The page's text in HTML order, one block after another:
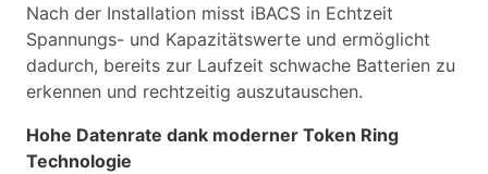
Nach der Installation misst iBACS in Echtzeit
Spannungs- und Kapazitätswerte und ermöglicht
dadurch, bereits zur Laufzeit schwache Batterien zu
erkennen und rechtzeitig auszutauschen.
Hohe Datenrate dank moderner Token Ring
Technologie